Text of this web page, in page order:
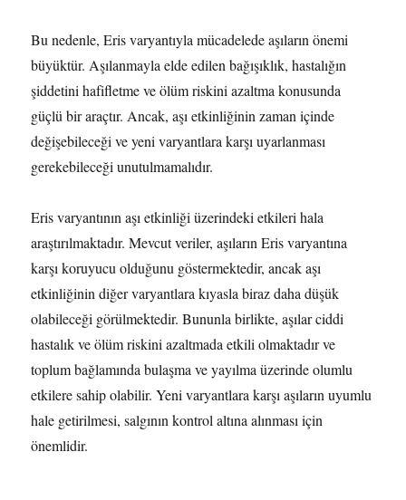
Bu nedenle, Eris varyantıyla mücadelede aşıların önemi
büyüktür. Aşılanmayla elde edilen bağışıklık, hastalığın
şiddetini hafifletme ve ölüm riskini azaltma konusunda
güçlü bir araçtır. Ancak, aşı etkinliğinin zaman içinde
değişebileceği ve yeni varyantlara karşı uyarlanması
gerekebileceği unutulmamalıdır.
Eris varyantının aşı etkinliği üzerindeki etkileri hala
araştırılmaktadır. Mevcut veriler, aşıların Eris varyantına
karşı koruyucu olduğunu göstermektedir, ancak aşı
etkinliğinin diğer varyantlara kıyasla biraz daha düşük
olabileceği görülmektedir. Bununla birlikte, aşılar ciddi
hastalık ve ölüm riskini azaltmada etkili olmaktadır ve
toplum bağlamında bulaşma ve yayılma üzerinde olumlu
etkilere sahip olabilir. Yeni varyantlara karşı aşıların uyumlu
hale getirilmesi, salgının kontrol altına alınması için
önemlidir.